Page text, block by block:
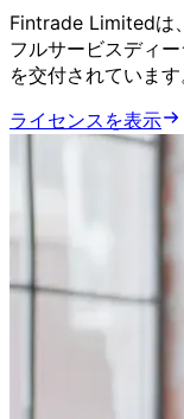
Fintrade Limitedは、
フルサービスディー
を交付されています
ライセンスを表示